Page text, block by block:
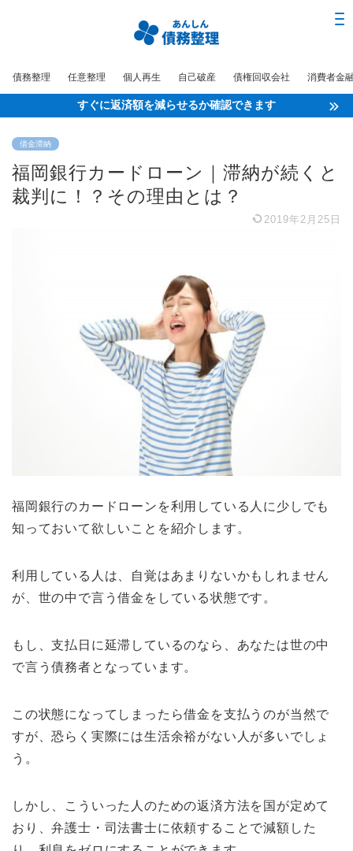
債務整理 任意整理 個人再生 自己破産 債権回収会社 消費者金
すぐに返済額を減らせるか確認できます
借金滞納
福岡銀行カードローン｜滞納が続くと
裁判に！？その理由とは？
2019年2月25日
福岡銀行のカードローンを利用している人に少しでも
知っておいて欲しいことを紹介します。
利用している人は、自覚はあまりないかもしれません
が、世の中で言う借金をしている状態です。
もし、支払日に延滞しているのなら、あなたは世の中
で言う債務者となっています。
この状態になってしまったら借金を支払うのが当然で
すが、恐らく実際には生活余裕がない人が多いでしょ
う。
しかし、こういった人のための返済方法を国が定めて
おり、弁護士・司法書士に依頼することで減額した